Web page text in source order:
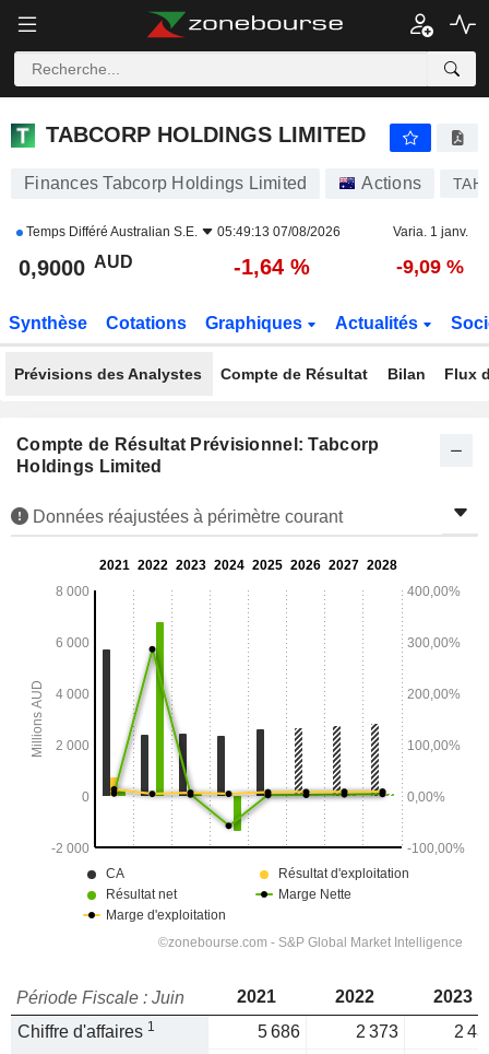
TABCORP HOLDINGS LIMITED
Finances Tabcorp Holdings Limited Actions TAH
Temps Différé Australian S.E. 05:49:13 07/08/2026 Varia. 1 janv.
0,9000 AUD -1,64 % -9,09 %
Synthèse Cotations Graphiques Actualités
Prévisions des Analystes Compte de Résultat Bilan Flux
Compte de Résultat Prévisionnel: Tabcorp
Holdings Limited
Données réajustées à périmètre courant
Période Fiscale : Juin 2021 2022
2023
Chiffre d'affaires 1 5 686 2 373 2